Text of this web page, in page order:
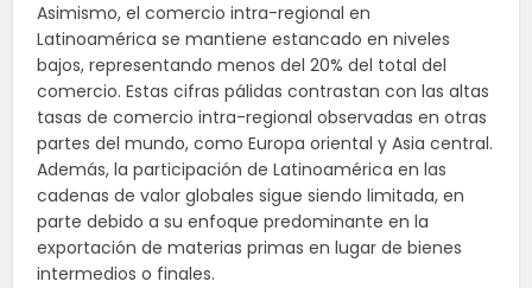
Asimismo, el comercio intra-regional en
Latinoamérica se mantiene estancado en niveles
bajos, representando menos del 20% del total del
comercio. Estas cifras pálidas contrastan con las altas
tasas de comercio intra-regional observadas en otras
partes del mundo, como Europa oriental y Asia central.
Además, la participación de Latinoamérica en las
cadenas de valor globales sigue siendo limitada, en
parte debido a su enfoque predominante en la
exportación de materias primas en lugar de bienes
intermedios o finales.